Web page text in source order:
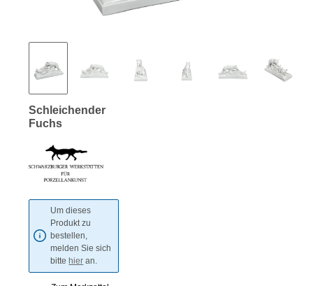
Schleichender
Fuchs
Um dieses
Produkt zu
bestellen,
melden Sie sich
bitte hier an.